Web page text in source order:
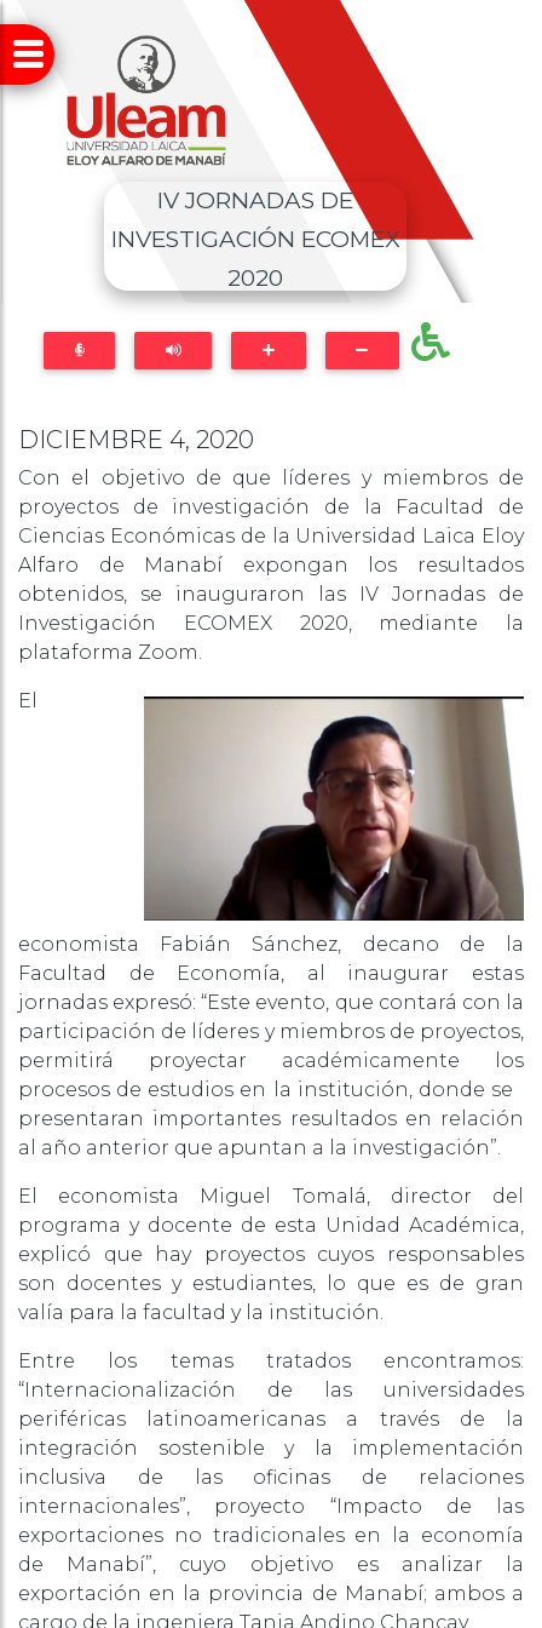
IV JORNADAS DE
INVESTIGACIÓN ECOMEX
2020
DICIEMBRE 4, 2020
Con el objetivo de que líderes y miembros de
proyectos de investigación de la Facultad de
Ciencias Económicas de la Universidad Laica Eloy
Alfaro de Manabí expongan los resultados
obtenidos, se inauguraron las IV Jornadas de
Investigación ECOMEX 2020, mediante la
plataforma Zoom.
El
economista Fabián Sánchez, decano de la
Facultad de Economía, al inaugurar estas
jornadas expresó: “Este evento, que contará con la
participación de líderes y miembros de proyectos,
permitirá proyectar académicamente los
procesos de estudios en la institución, donde se
presentaran importantes resultados en relación
al año anterior que apuntan a la investigación”.
El economista Miguel Tomalá, director del
programa y docente de esta Unidad Académica,
explicó que hay proyectos cuyos responsables
son docentes y estudiantes, lo que es de gran
valía para la facultad y la institución.
Entre los temas tratados encontramos:
“Internacionalización de las universidades
periféricas latinoamericanas a través de la
integración sostenible y la implementación
inclusiva de las oficinas de relaciones
internacionales”, proyecto “Impacto de las
exportaciones no tradicionales en la economía
de Manabí”, cuyo objetivo es analizar la
exportación en la provincia de Manabí; ambos a
cargo de la ingeniera Tania Andino Chancay.